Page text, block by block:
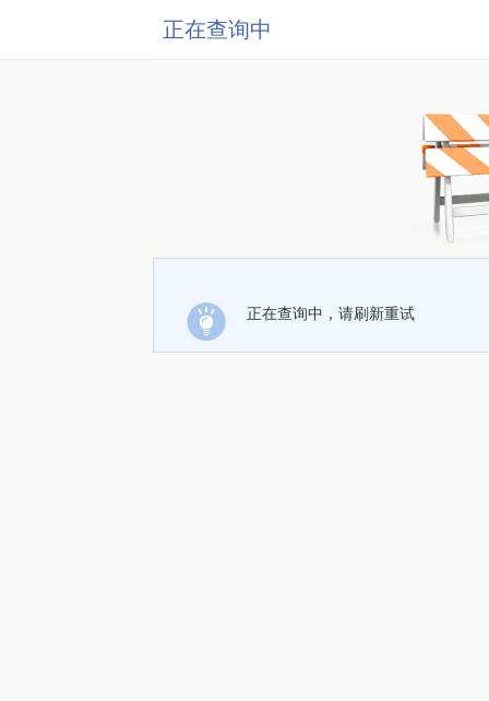
正在查询中
正在查询中，请刷新重试